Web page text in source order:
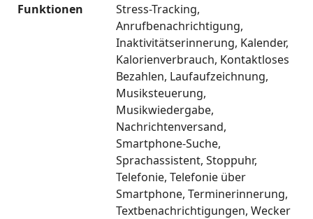
Funktionen
Stress-Tracking
Anrufbenachrichtigung
Inaktivitätserinnerung Kalender
Kalorienverbrauch Kontaktloses
Bezahlen Laufaufzeichnung
Musiksteuerung
Musikwiedergabe
Nachrichtenversand
Smartphone-Suche
Sprachassistent Stoppuhr
Telefonie Telefonie über
Smartphone Terminerinnerung
Textbenachrichtigungen Wecker